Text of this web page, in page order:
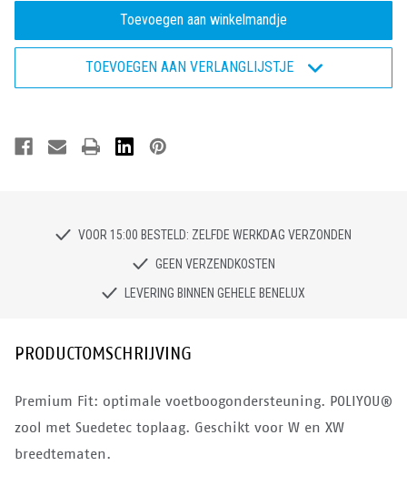
Fit
-
Inlegzool
Superior
Fit
-
Inlegzool
TOEVOEGEN AAN VERLANGLIJSTJE
VOOR 15:00 BESTELD: ZELFDE WERKDAG VERZONDEN
GEEN VERZENDKOSTEN
LEVERING BINNEN GEHELE BENELUX
PRODUCTOMSCHRIJVING
Premium Fit: optimale voetboogondersteuning. POLIYOU®
zool met Suedetec toplaag. Geschikt voor W en XW
breedtematen.